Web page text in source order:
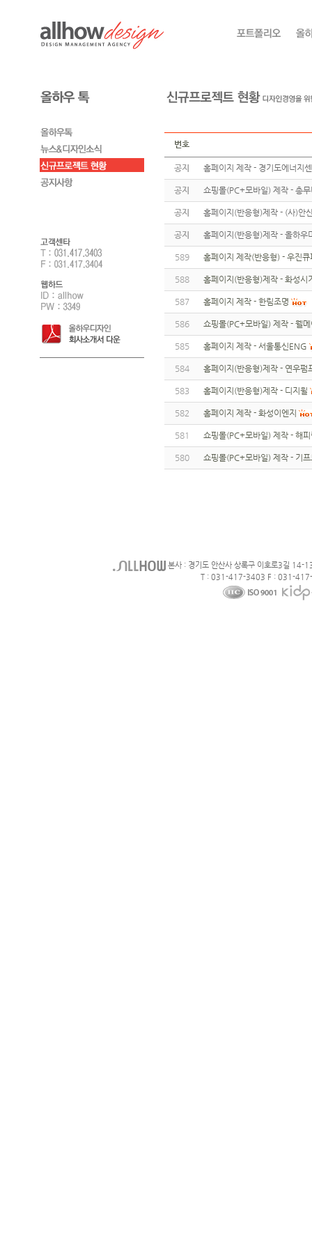
번호
공지 홈페이지 제작 - 경기도에너지
공지 쇼핑몰(PC+모바일) 제작 - 총
공지 홈페이지(반응형)제작 - (사)안
공지 홈페이지(반응형)제작 - 올하우
589 홈페이지 제작(반응형) - 우진큐
588 홈페이지(반응형)제작 - 화성시
587 홈페이지 제작 - 한림조명
586 쇼핑몰(PC+모바일) 제작 - 웰
585 홈페이지 제작 - 서울통신ENG
584 홈페이지(반응형)제작 - 연우펌
583 홈페이지(반응형)제작 - 디지윌
582 홈페이지 제작 - 화성이엔지
581 쇼핑몰(PC+모바일) 제작 - 해
580 쇼핑몰(PC+모바일) 제작 - 기
본사 : 경기도 안산사 상록구 이호로3길 14-
T : 031-417-3403 F : 031-